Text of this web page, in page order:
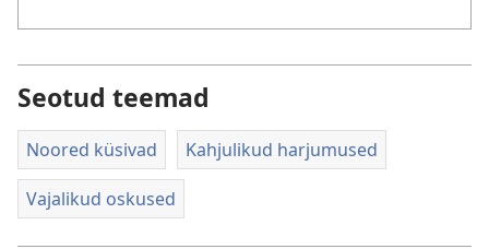
Seotud teemad
Noored küsivad Kahjulikud harjumused
Vajalikud oskused